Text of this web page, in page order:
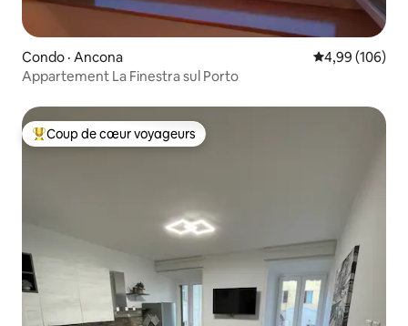
Condo · Ancona Note
4,99 (106)
Appartement La Finestra sul Porto
Coup de cœur voyageurs parmi les plus aimés
Coup de cœur voyageurs